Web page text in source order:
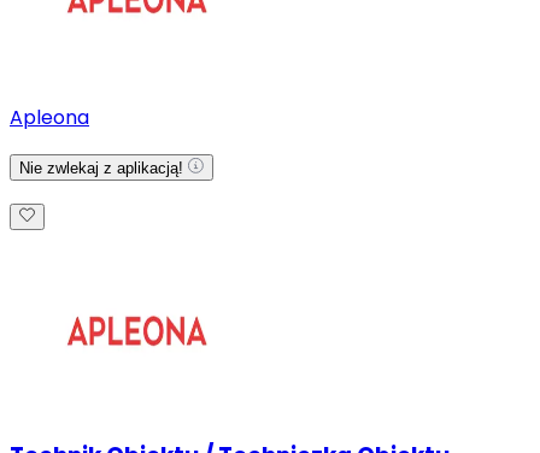
Apleona
Nie zwlekaj z aplikacją!